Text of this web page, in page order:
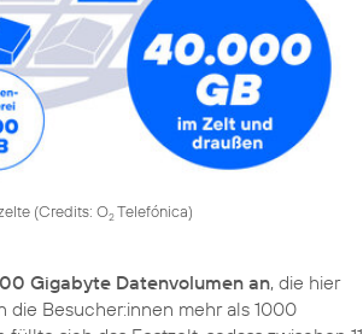
(Credits: O2Telefónica)
Gigabyte Datenvolumen an, die hier
Besucher:innen mehr als 1000